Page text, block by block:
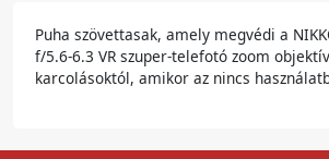
Puha szövettasak, amely megvédi a
f/5.6-6.3 VR szuper-telefotó zoom
karcolásoktól, amikor az nincs